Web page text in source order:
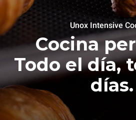
Unox Intensive
Cocina
Todo el día,
días.